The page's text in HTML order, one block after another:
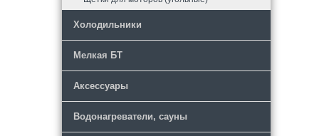
Холодильники
Мелкая БТ
Аксессуары
Водонагреватели, сауны